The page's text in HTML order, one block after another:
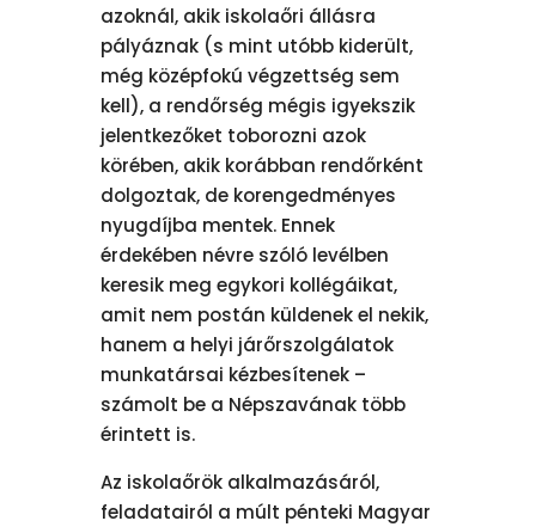
azoknál, akik iskolaőri állásra
pályáznak (s mint utóbb kiderült,
még középfokú végzettség sem
kell), a rendőrség mégis igyekszik
jelentkezőket toborozni azok
körében, akik korábban rendőrként
dolgoztak, de korengedményes
nyugdíjba mentek. Ennek
érdekében névre szóló levélben
keresik meg egykori kollégáikat,
amit nem postán küldenek el nekik,
hanem a helyi járőrszolgálatok
munkatársai kézbesítenek –
számolt be a Népszavának több
érintett is.
Az iskolaőrök alkalmazásáról,
feladatairól a múlt pénteki Magyar